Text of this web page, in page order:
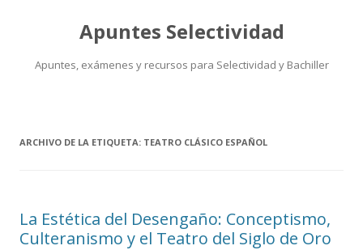
Apuntes Selectividad
Apuntes, exámenes y recursos para Selectividad y Bachiller
ARCHIVO DE LA ETIQUETA: TEATRO CLÁSICO ESPAÑOL
La Estética del Desengaño: Conceptismo,
Culteranismo y el Teatro del Siglo de Oro